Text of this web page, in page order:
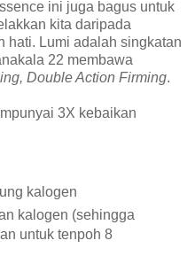
ini juga bagus untuk
kita daripada
hati. Lumi adalah singkatan
22 membawa
Double Action Firming.
3X kebaikan
kalogen
kalogen (sehingga
untuk tenpoh 8